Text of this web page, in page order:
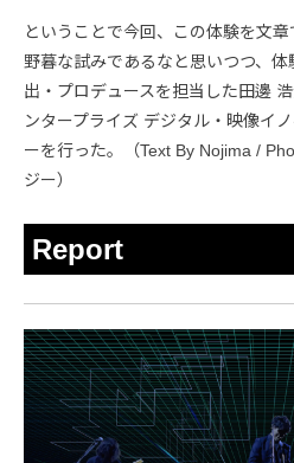
ということで今回、この体験を文章
野暮な試みであるなと思いつつ、
出・プロデュースを担当した田邊
ンタープライズ デジタル・映像イ
ーを行った。（Text By Nojima /
ジー）
Report